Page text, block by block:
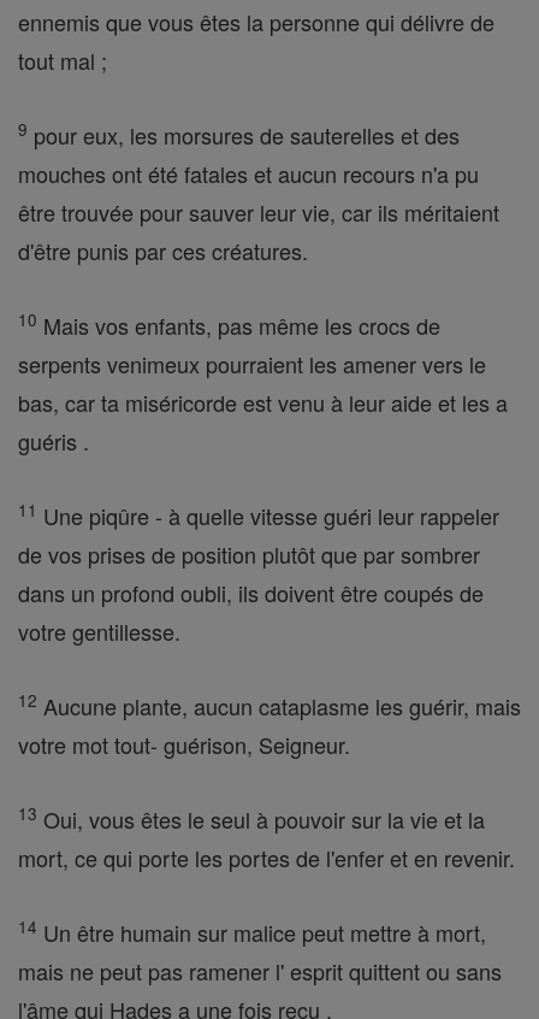
ennemis que vous êtes la personne qui délivre de
tout mal ;
9 pour eux, les morsures de sauterelles et des
mouches ont été fatales et aucun recours n'a pu
être trouvée pour sauver leur vie, car ils méritaient
d'être punis par ces créatures.
10 Mais vos enfants, pas même les crocs de
serpents venimeux pourraient les amener vers le
bas, car ta miséricorde est venu à leur aide et les a
guéris .
11 Une piqûre - à quelle vitesse guéri leur rappeler
de vos prises de position plutôt que par sombrer
dans un profond oubli, ils doivent être coupés de
votre gentillesse.
12 Aucune plante, aucun cataplasme les guérir, mais
votre mot tout- guérison, Seigneur.
13 Oui, vous êtes le seul à pouvoir sur la vie et la
mort, ce qui porte les portes de l'enfer et en revenir.
14 Un être humain sur malice peut mettre à mort,
mais ne peut pas ramener l' esprit quittent ou sans
l'âme qui Hades a une fois reçu .